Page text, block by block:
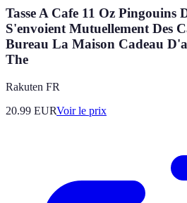
Tasse A Cafe 11 Oz Pingouins
S'envoient Mutuellement Des
Bureau La Maison Cadeau
The
Rakuten FR
20.99 EURVoir le prix